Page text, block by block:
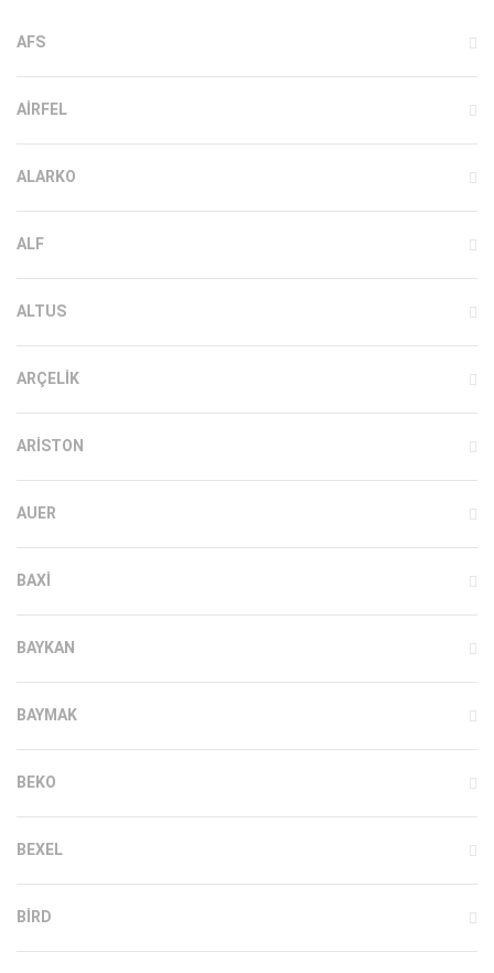
AFS
AIRFEL
ALARKO
ALF
ALTUS
ARÇELIK
ARISTON
AUER
BAXI
BAYKAN
BAYMAK
BEKO
BEXEL
BIRD